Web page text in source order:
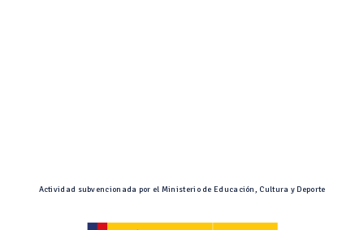
Actividad subvencionada por el Ministerio de Educación, Cultura y Deporte